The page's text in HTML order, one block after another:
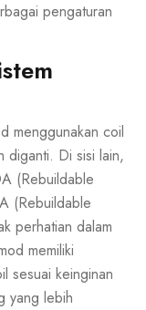
pengaturan
menggunakan coil
diganti. Di sisi lain,
(Rebuildable
(Rebuildable
perhatian dalam
memiliki
sesuai keinginan
yang lebih